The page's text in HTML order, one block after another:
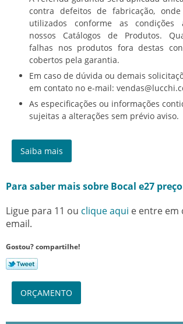
contra defeitos de fabricação,
utilizados conforme as condições
nossos Catálogos de Produtos.
falhas nos produtos fora destas
cobertos pela garantia.
Em caso de dúvida ou demais
em contato no e-mail:
As especificações ou informações
sujeitas a alterações sem prévio aviso.
Saiba mais
Para saber mais sobre Bocal e27 preço
Ligue para 11 ou clique aqui e entre
email.
Gostou? compartilhe!
ORÇAMENTO